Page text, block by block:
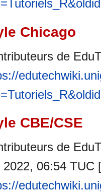
Chicago
de
CBE/CSE
de
2022, 06:54 TUC